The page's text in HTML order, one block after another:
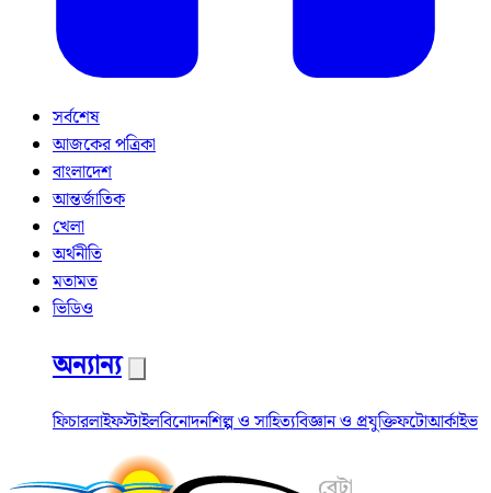
সর্বশেষ
আজকের পত্রিকা
বাংলাদেশ
আন্তর্জাতিক
খেলা
অর্থনীতি
মতামত
ভিডিও
অন্যান্য
ফিচারলাইফস্টাইলবিনোদনশিল্প ও সাহিত্যবিজ্ঞান ও প্রযুক্তিফটোআর্কাইভ